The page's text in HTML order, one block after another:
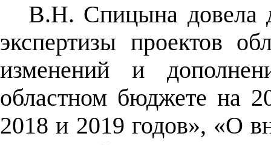
В.Н. Спицына довела
экспертизы проектов
изменений и
областном бюджете на
2018 и 2019 годов», «О